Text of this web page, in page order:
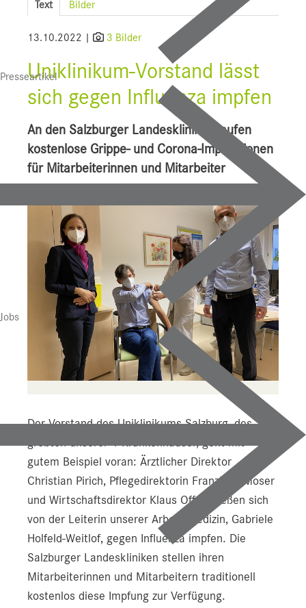
Presseartikel
Jobs
UI f. Sportmedizin
Downloads
Pressebilder
Pressekontakt
Text Bilder
13.10.2022 | 3 Bilder
Uniklinikum-Vorstand lässt
sich gegen Influenza impfen
An den Salzburger Landeskliniken laufen
kostenlose Grippe- und Corona-Impfaktionen
für Mitarbeiterinnen und Mitarbeiter
Der Vorstand des Uniklinikums Salzburg, des
größten unserer 4 Krankenhäuser, geht mit
gutem Beispiel voran: Ärztlicher Direktor
Christian Pirich, Pflegedirektorin Franziska Moser
und Wirtschaftsdirektor Klaus Offner ließen sich
von der Leiterin unserer Arbeitsmedizin, Gabriele
Holfeld-Weitlof, gegen Influenza impfen. Die
Salzburger Landeskliniken stellen ihren
Mitarbeiterinnen und Mitarbeitern traditionell
kostenlos diese Impfung zur Verfügung.